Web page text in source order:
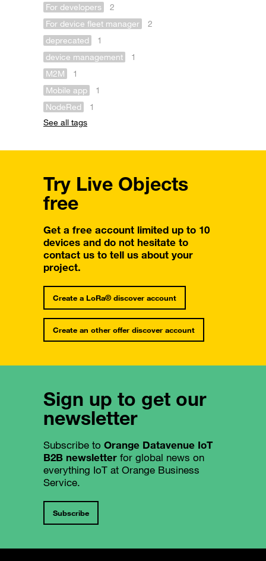
For developers
2
For device fleet manager
2
deprecated
1
device management
1
M2M
1
Mobile app
1
NodeRed
1
See all tags
Try Live Objects
free
Get a free account limited up to 10
devices and do not hesitate to
contact us to tell us about your
project.
Create a LoRa® discover account
Create an other offer discover account
Sign up to get our
newsletter
Subscribe to Orange Datavenue IoT
B2B newsletter for global news on
everything IoT at Orange Business
Service.
Subscribe